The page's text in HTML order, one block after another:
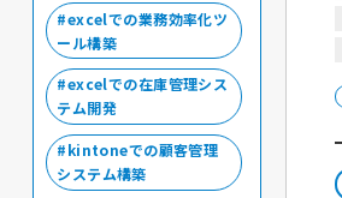
excelでの業務効率化ツ
ール構築
excelでの在庫管理シス
テム開発
kintoneでの顧客管理
システム構築